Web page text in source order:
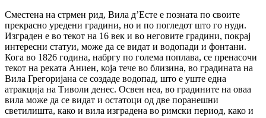
Сместена на стрмен рид, Вила д’Есте е позната по своите
прекрасно уредени градини, но и по погледот што го нуди.
Изграден е во текот на 16 век и во неговите градини, покрај
интересни статуи, може да се видат и водопади и фонтани.
Кога во 1826 година, набргу по голема поплава, се пренасочи
текот на реката Аниен, која тече во близина, во градината на
Вила Грегоријана се создаде водопад, што е уште една
атракција на Тиволи денес. Освен неа, во градините на оваа
вила може да се видат и остатоци од две поранешни
светилишта, како и вила изградена во римски период, како и